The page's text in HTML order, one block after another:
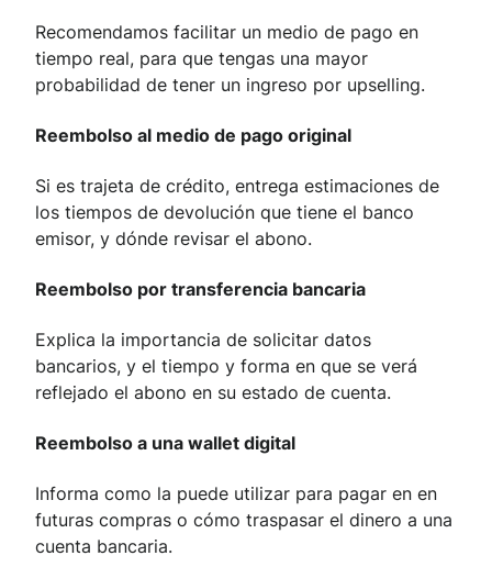
Recomendamos facilitar un medio de pago en
tiempo real, para que tengas una mayor
probabilidad de tener un ingreso por upselling.
Reembolso al medio de pago original
Si es trajeta de crédito, entrega estimaciones de
los tiempos de devolución que tiene el banco
emisor, y dónde revisar el abono.
Reembolso por transferencia bancaria
Explica la importancia de solicitar datos
bancarios, y el tiempo y forma en que se verá
reflejado el abono en su estado de cuenta.
Reembolso a una wallet digital
Informa como la puede utilizar para pagar en en
futuras compras o cómo traspasar el dinero a una
cuenta bancaria.